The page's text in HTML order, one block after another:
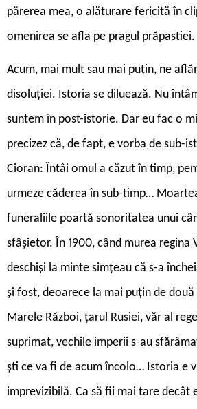
părerea mea, o alăturare fericită în
omenirea se afla pe pragul prăpastiei.
Acum, mai mult sau mai puțin, ne
disoluției. Istoria se diluează. Nu
suntem în post-istorie. Dar eu fac o
precizez că, de fapt, e vorba de sub-
Cioran: Întâi omul a căzut în timp,
urmeze căderea în sub-timp…
funeraliile poartă sonoritatea unui
sfâșietor. În 1900, când murea regina
deschiși la minte simțeau că s-a
și fost, deoarece la mai puțin de
Marele Război, țarul Rusiei, văr al
suprimat, vechile imperii s-au
ști ce va fi de acum încolo… Istoria e
imprevizibilă. Ca să fii mai tare decât